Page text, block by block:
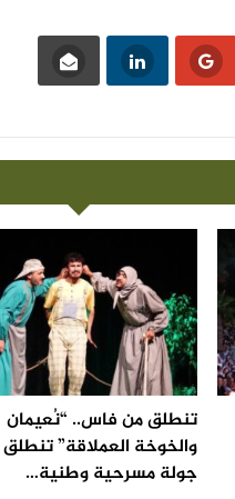
تنطلق من فاس.. “نُعيمان
والخوخة العملاقة”
جولة مسرحية وطنية…